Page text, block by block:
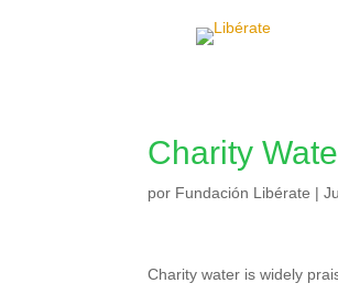
Charity
por Fundación Libérate |
Charity water is widely